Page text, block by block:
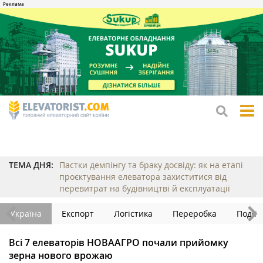
ТЕМА ДНЯ:
Пастки демпінгу та браку досвіду: як на етапі
проєктування елеватора захиститися від
перевитрат на будівництві й експлуатації
Україна Експорт Логістика Переробка Події
Всі 7 елеваторів НОВААГРО почали прийомку
зерна нового врожаю